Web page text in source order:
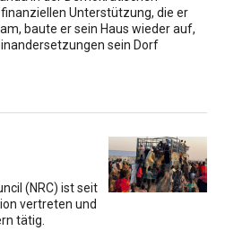
Unterstützung, die er
baute er sein Haus wieder auf,
sein Dorf
(NRC) ist seit
vertreten und
tätig.